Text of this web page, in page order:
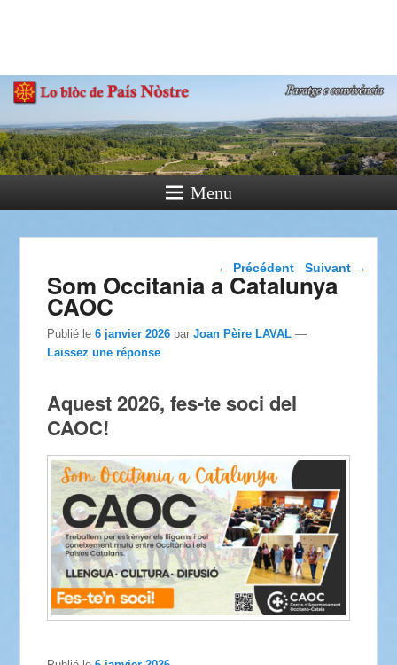
Paratge e Convivència
Menu
Navigation dans les
articles
← Précédent Suivant →
Som Occitania a Catalunya
CAOC
Publié le6 janvier 2026 parJoan Pèire LAVAL —
Laissez une réponse
Aquest 2026, fes-te soci del
CAOC!